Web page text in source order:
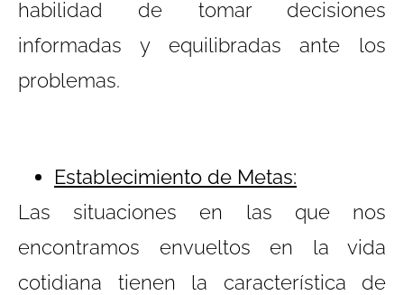
habilidad de tomar decisiones
informadas y equilibradas ante los
problemas.
Establecimiento de Metas:
Las situaciones en las que nos
encontramos envueltos en la vida
cotidiana tienen la característica de